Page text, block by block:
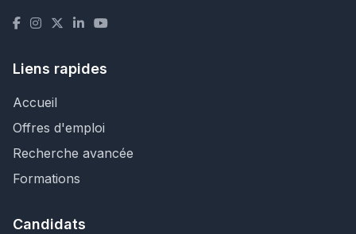
Liens rapides
Accueil
Offres d'emploi
Recherche avancée
Formations
Candidats